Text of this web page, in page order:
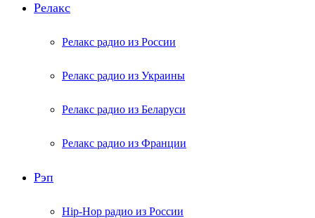
Релакс
Релакс радио из России
Релакс радио из Украины
Релакс радио из Беларуси
Релакс радио из Франции
Рэп
Hip-Hop радио из России